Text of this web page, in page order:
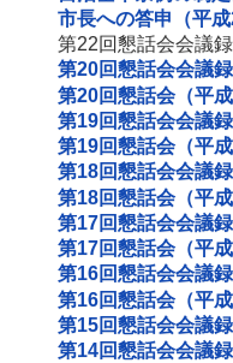
市長への答申（平成
第22回懇話会会議録
第20回懇話会会議
第20回懇話会（平
第19回懇話会会議
第19回懇話会（平
第18回懇話会会議
第18回懇話会（平
第17回懇話会会議
第17回懇話会（平
第16回懇話会会議
第16回懇話会（平
第15回懇話会会議
第14回懇話会会議